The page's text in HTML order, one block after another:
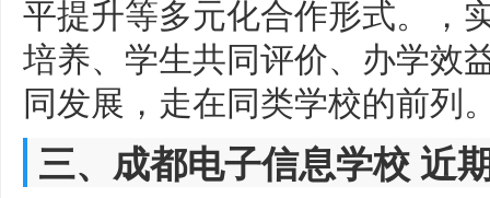
平提升等多元化合作形式。，
培养、学生共同评价、办学效
同发展，走在同类学校的前列
三、成都电子信息学校 近